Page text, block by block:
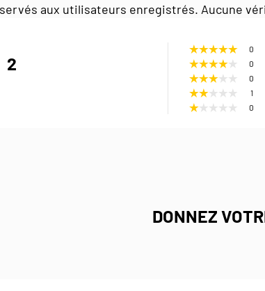
aux utilisateurs enregistrés. Aucune
2
0
0
0
1
0
DONNEZ